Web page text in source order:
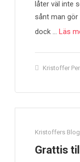
låter väl inte
sånt man gör
dock … Läs
Kristoffer
Kristoffers
Grattis